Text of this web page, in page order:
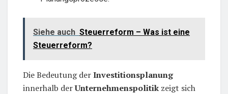
Siehe auch Steuerreform – Was ist eine
Steuerreform?
Die Bedeutung derInvestitionsplanung
innerhalb derUnternehmenspolitik zeigt sich